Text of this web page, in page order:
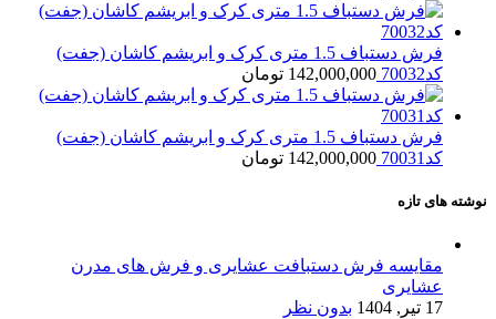
فرش دستباف 1.5 متری کرک و ابریشم کاشان (جفت)
کد70032
142,000,000 تومان
فرش دستباف 1.5 متری کرک و ابریشم کاشان (جفت)
کد70031
142,000,000 تومان
نوشته های تازه
مقایسه فرش دستبافت عشایری و فرش های مدرن
عشایری
17 تیر, 1404
بدون نظر